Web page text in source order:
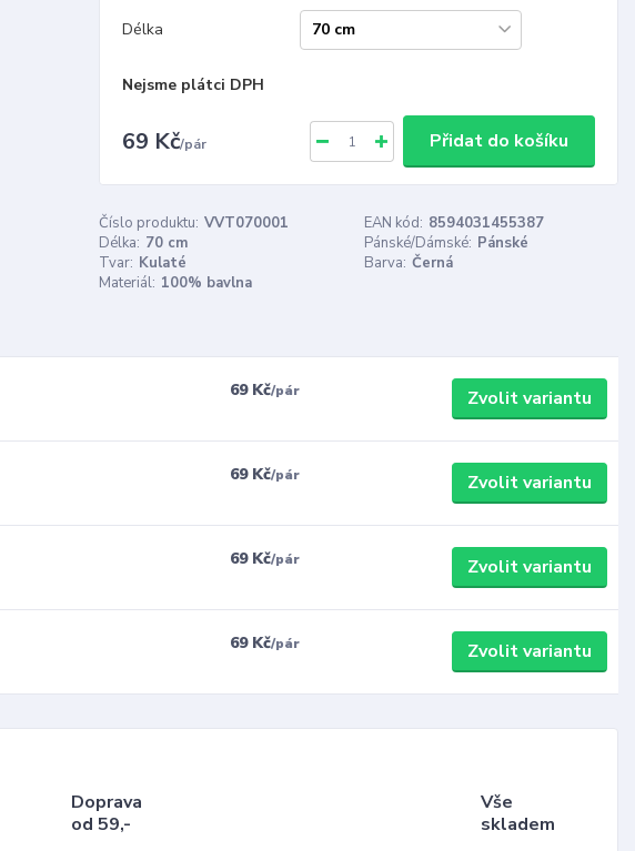
Délka
Nejsme plátci DPH
69 Kč/pár Přidat do košíku
Číslo produktu: VVT070001 EAN kód: 8594031455387
Délka: 70 cm Pánské/Dámské: Pánské
Tvar: Kulaté Barva: Černá
Materiál: 100% bavlna
69 Kč/pár Zvolit variantu
69 Kč/pár Zvolit variantu
69 Kč/pár Zvolit variantu
69 Kč/pár Zvolit variantu
Doprava
od 59,-
Vše
skladem